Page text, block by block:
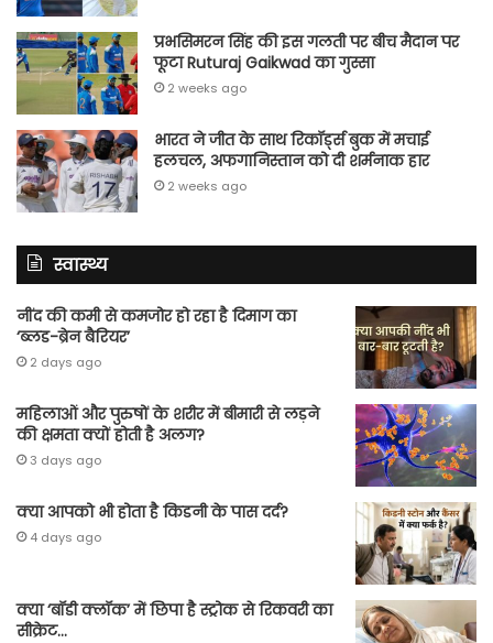
प्रभसिमरन सिंह की इस गलती पर बीच मैदान पर
फूटा Ruturaj Gaikwad का गुस्सा
2 weeks ago
भारत ने जीत के साथ रिकॉर्ड्स बुक में मचाई
हलचल, अफगानिस्तान को दी शर्मनाक हार
2 weeks ago
स्वास्थ्य
नींद की कमी से कमजोर हो रहा है दिमाग का
‘ब्लड-ब्रेन बैरियर’
2 days ago
महिलाओं और पुरुषों के शरीर में बीमारी से लड़ने
की क्षमता क्यों होती है अलग?
3 days ago
क्या आपको भी होता है किडनी के पास दर्द?
4 days ago
क्या ‘बॉडी क्लॉक’ में छिपा है स्ट्रोक से रिकवरी का
सीक्रेट…